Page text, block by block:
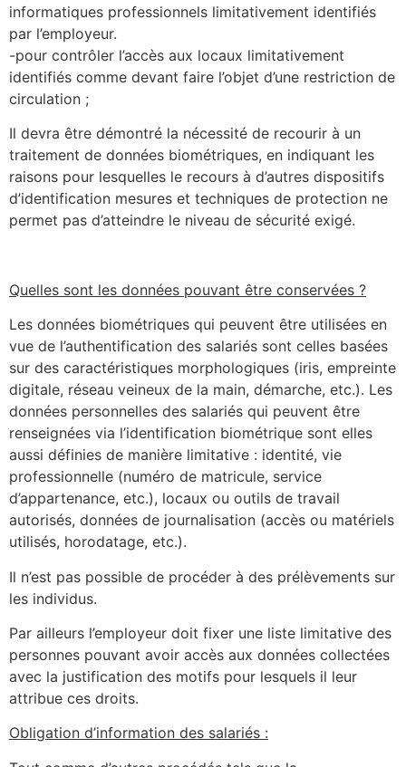
informatiques professionnels limitativement identifiés
par l’employeur.
-pour contrôler l’accès aux locaux limitativement
identifiés comme devant faire l’objet d’une restriction de
circulation ;
Il devra être démontré la nécessité de recourir à un
traitement de données biométriques, en indiquant les
raisons pour lesquelles le recours à d’autres dispositifs
d’identification mesures et techniques de protection ne
permet pas d’atteindre le niveau de sécurité exigé.
Quelles sont les données pouvant être conservées ?
Les données biométriques qui peuvent être utilisées en
vue de l’authentification des salariés sont celles basées
sur des caractéristiques morphologiques (iris, empreinte
digitale, réseau veineux de la main, démarche, etc.). Les
données personnelles des salariés qui peuvent être
renseignées via l’identification biométrique sont elles
aussi définies de manière limitative : identité, vie
professionnelle (numéro de matricule, service
d’appartenance, etc.), locaux ou outils de travail
autorisés, données de journalisation (accès ou matériels
utilisés, horodatage, etc.).
Il n’est pas possible de procéder à des prélèvements sur
les individus.
Par ailleurs l’employeur doit fixer une liste limitative des
personnes pouvant avoir accès aux données collectées
avec la justification des motifs pour lesquels il leur
attribue ces droits.
Obligation d’information des salariés :